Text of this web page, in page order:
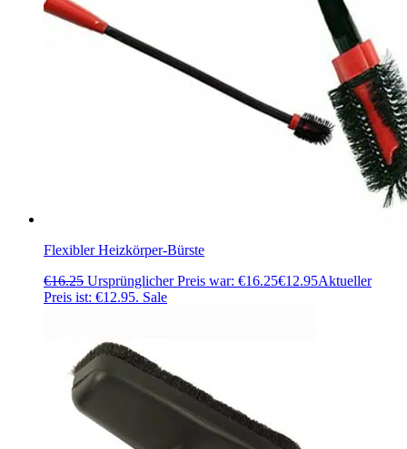
Flexibler Heizkörper-Bürste
€16.25 Ursprünglicher Preis war: €16.25€12.95Aktueller
Preis ist: €12.95. Sale